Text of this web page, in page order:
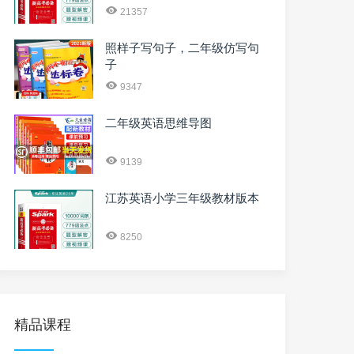
21357
照样子写句子，二年级仿写句
子
9347
二年级英语思维导图
9139
江苏英语小学三年级教材版本
8250
精品课程